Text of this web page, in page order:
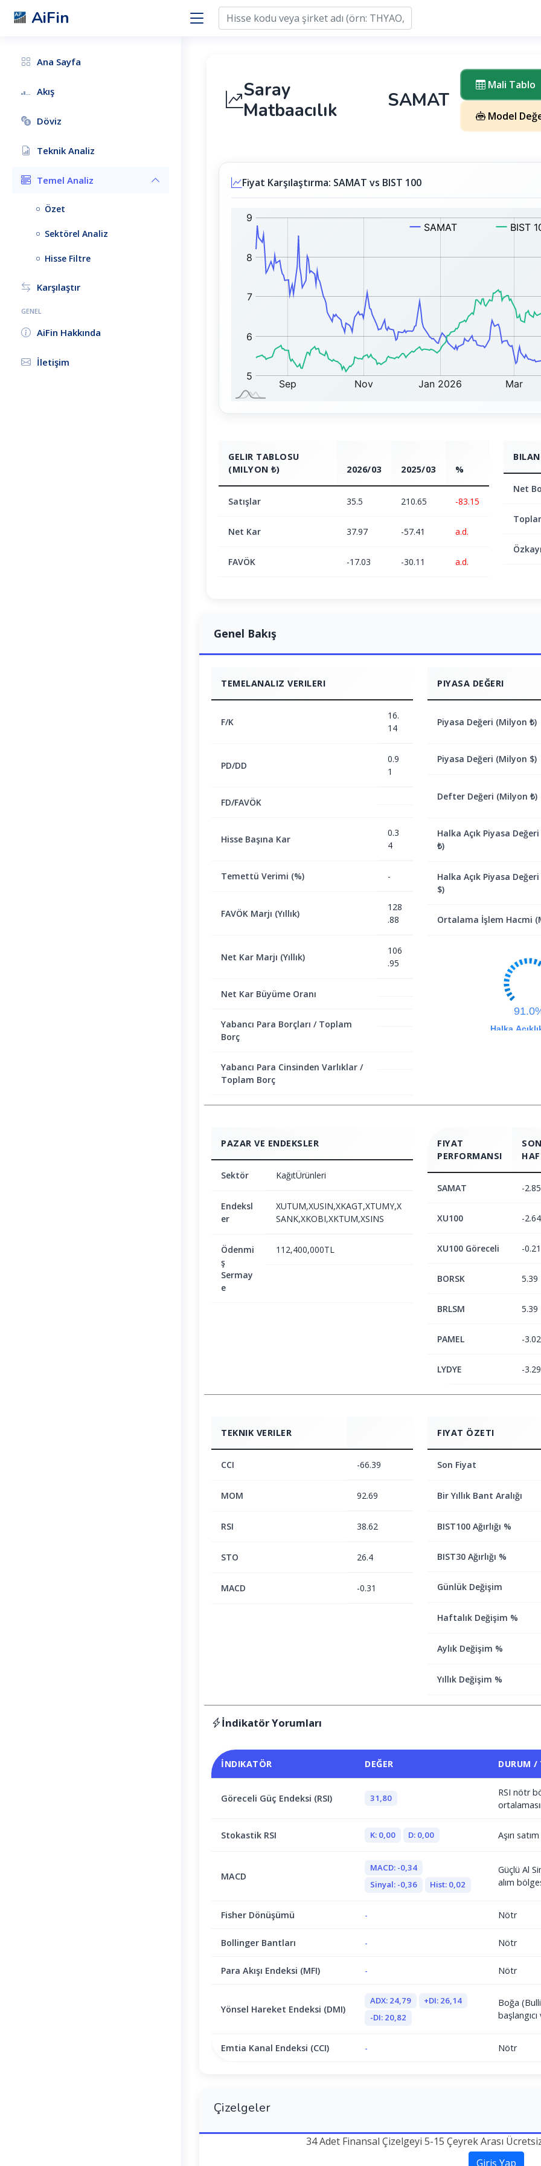
AiFin
Ana Sayfa
Akış
Döviz
Teknik Analiz
Temel Analiz
Özet
Sektörel Analiz
Hisse Filtre
Karşılaştır
GENEL
AiFin Hakkında
İletişim
Saray
Matbaacılık
SAMAT
Mali Tablo
Model
Fiyat Karşılaştırma: SAMAT vs BIST 100
GELIR TABLOSU
(MILYON ₺)
2026/03 2025/03 %
Satışlar 35.5 210.65 -83.15
Net Kar 37.97 -57.41 a.d.
FAVÖK -17.03 -30.11 a.d.
Net
Genel Bakış
TEMELANALIZ VERILERI
F/K
16.
14
PD/DD
0.9
1
FD/FAVÖK
Hisse Başına Kar
0.3
4
Temettü Verimi (%) -
FAVÖK Marjı (Yıllık)
128
.88
Net Kar Marjı (Yıllık)
106
.95
Net Kar Büyüme Oranı
Yabancı Para Borçları / Toplam
Borç
Yabancı Para Cinsinden Varlıklar /
Toplam Borç
PIYASA DEĞERI
Piyasa Değeri (Milyon ₺)
Piyasa Değeri (Milyon $)
Defter Değeri (Milyon ₺)
Halka Açık Piyasa
₺)
Halka Açık Piyasa
$)
Ortalama İşlem Hacmi
Halka
PAZAR VE ENDEKSLER
Sektör KağıtÜrünleri
Endeksl
er
XUTUM,XUSIN,XKAGT,XTUMY,X
SANK,XKOBI,XKTUM,XSINS
Ödenmi
ş
Sermay
e
112,400,000TL
FIYAT
PERFORMANSI
SAMAT -2.85
XU100 -2.64
XU100 Göreceli -0.21
BORSK 5.39
BRLSM 5.39
PAMEL -3.02
LYDYE -3.29
TEKNIK VERILER
CCI -66.39
MOM 92.69
RSI 38.62
STO 26.4
MACD -0.31
FIYAT ÖZETI
Son Fiyat
Bir Yıllık Bant Aralığı
BIST100 Ağırlığı %
BIST30 Ağırlığı %
Günlük Değişim
Haftalık Değişim %
Aylık Değişim %
Yıllık Değişim %
İndikatör Yorumları
İNDIKATÖR DEĞER DURUM /
Göreceli Güç Endeksi (RSI) 31,80
RSI nötr
Stokastik RSI K: 0,00 D: 0,00 Aşırı
MACD
MACD: -0,34
Sinyal: -0,36
Hist: 0,02
Güçlü Al
alım
Fisher Dönüşümü - Nötr
Bollinger Bantları - Nötr
Para Akışı Endeksi (MFI) - Nötr
Yönsel Hareket Endeksi (DMI)
ADX: 24,79
+DI: 26,14
-DI: 20,82
Boğa
Emtia Kanal Endeksi (CCI) - Nötr
Çizelgeler
34 Adet Finansal Çizelgeyi 5-15 Çeyrek Arası
Giriş Yap